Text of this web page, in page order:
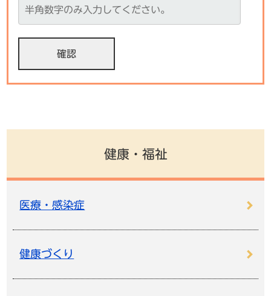
健康・福祉
医療・感染症
健康づくり